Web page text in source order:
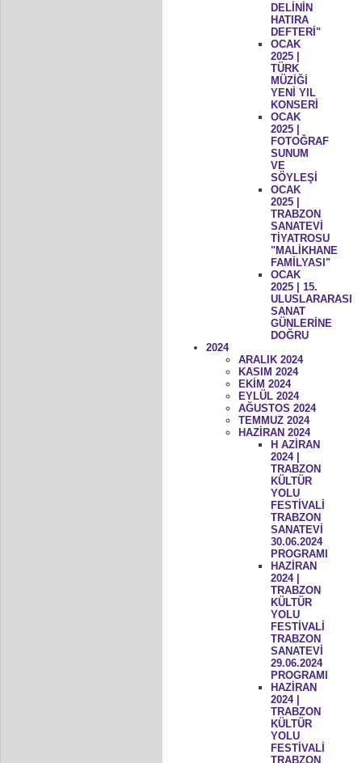
DELİNİN
HATIRA
DEFTERİ"
OCAK
2025 |
TÜRK
MÜZİĞİ
YENİ YIL
KONSERİ
OCAK
2025 |
FOTOĞRAF
SUNUM
VE
SÖYLEŞİ
OCAK
2025 |
TRABZON
SANATEVİ
TİYATROSU
"MALİKHANE
FAMİLYASI"
OCAK
2025 | 15.
ULUSLARARASI
SANAT
GÜNLERİNE
DOĞRU
2024
ARALIK 2024
KASIM 2024
EKİM 2024
EYLÜL 2024
AĞUSTOS 2024
TEMMUZ 2024
HAZİRAN 2024
H AZİRAN
2024 |
TRABZON
KÜLTÜR
YOLU
FESTİVALİ
TRABZON
SANATEVİ
30.06.2024
PROGRAMI
HAZİRAN
2024 |
TRABZON
KÜLTÜR
YOLU
FESTİVALİ
TRABZON
SANATEVİ
29.06.2024
PROGRAMI
HAZİRAN
2024 |
TRABZON
KÜLTÜR
YOLU
FESTİVALİ
TRABZON